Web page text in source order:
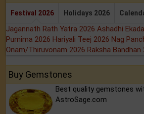
Festival 2026 Holidays 2026
Jagannath Rath Yatra 2026 Ashadhi
Purnima 2026 Hariyali Teej 2026 Nag
Onam/Thiruvonam 2026 Raksha Bandhan
Buy Gemstones
Best quality gemstones
AstroSage.com